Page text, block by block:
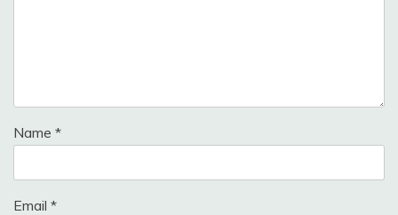
Name *
Email *